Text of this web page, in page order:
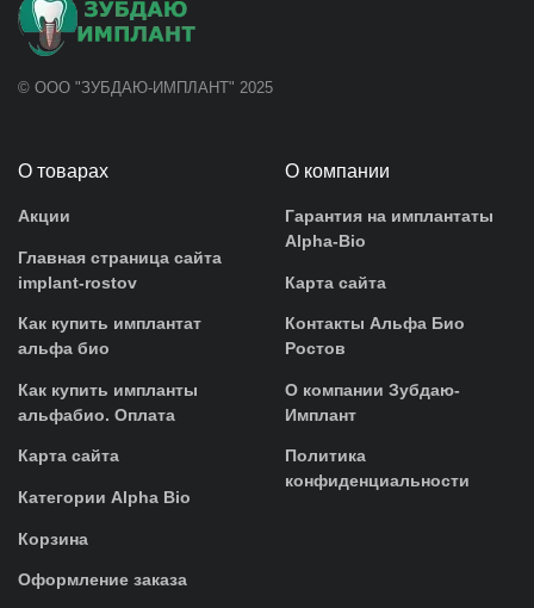
© ООО "ЗУБДАЮ-ИМПЛАНТ" 2025
О товарах
Акции
Главная страница сайта
implant-rostov
Как купить имплантат
альфа био
Как купить импланты
альфабио. Оплата
Карта сайта
Категории Alpha Bio
Корзина
Оформление заказа
О компании
Гарантия на имплантаты
Alpha-Bio
Карта сайта
Контакты Альфа Био
Ростов
О компании Зубдаю-
Имплант
Политика
конфиденциальности